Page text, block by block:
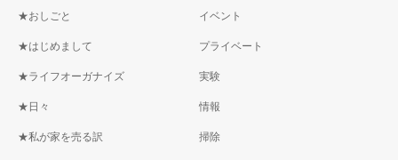
★おしごと
★はじめまして
★ライフオーガナイズ
★日々
★私が家を売る訳
イベント
プライベート
実験
情報
掃除